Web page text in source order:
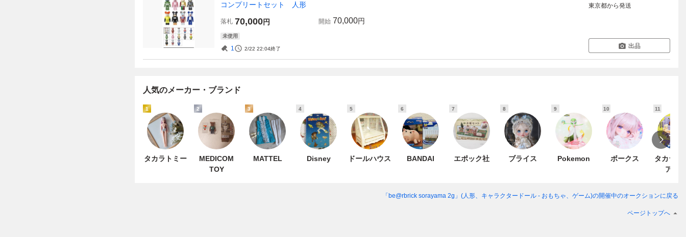
コンプリートセット 人形
落札 70,000円 開始 70,000円
未使用
1 2/22 22:04終了
東京都から発送
出品
人気のメーカー・ブランド
1
タカラトミー
2
MEDICOM
TOY
3
MATTEL
4
Disney
5
ドールハウス
6
BANDAI
7
エポック社
8
ブライス
9
Pokemon
10
ボークス
11
タカラト
アーツ
「be@rbrick sorayama 2g」(人形、キャラクタードール - おもちゃ、ゲーム)の開催中のオークションに戻る
ページトップへ